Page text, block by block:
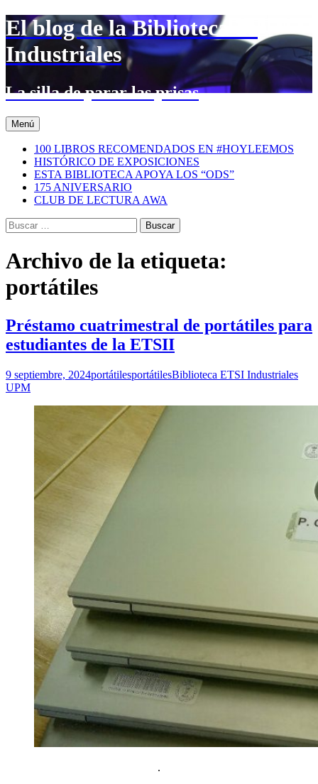
Saltar
al
contenido
El blog de la Biblioteca de
Industriales
La silla de parar las prisas
Menú
100 LIBROS RECOMENDADOS EN #HOYLEEMOS
HISTÓRICO DE EXPOSICIONES
ESTA BIBLIOTECA APOYA LOS “ODS”
175 ANIVERSARIO
CLUB DE LECTURA AWA
Buscar:
Archivo de la etiqueta:
portátiles
Préstamo cuatrimestral de portátiles para
estudiantes de la ETSII
9 septiembre, 2024portátilesportátilesBiblioteca ETSI Industriales
UPM
.